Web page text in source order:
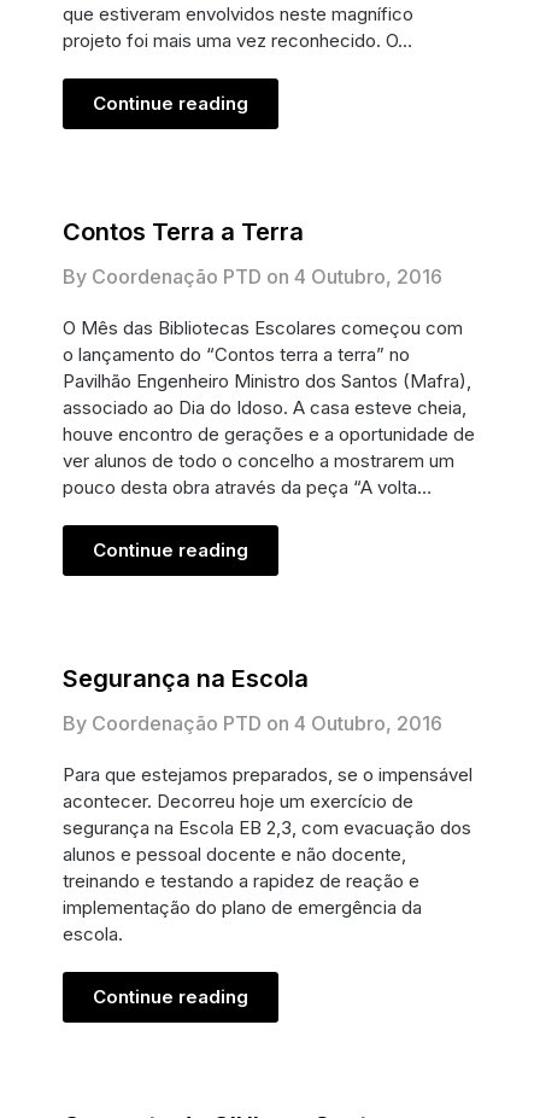
que estiveram envolvidos neste magnífico
projeto foi mais uma vez reconhecido. O…
Continue reading
Contos Terra a Terra
By Coordenação PTD on 4 Outubro, 2016
O Mês das Bibliotecas Escolares começou com
o lançamento do “Contos terra a terra” no
Pavilhão Engenheiro Ministro dos Santos (Mafra),
associado ao Dia do Idoso. A casa esteve cheia,
houve encontro de gerações e a oportunidade de
ver alunos de todo o concelho a mostrarem um
pouco desta obra através da peça “A volta…
Continue reading
Segurança na Escola
By Coordenação PTD on 4 Outubro, 2016
Para que estejamos preparados, se o impensável
acontecer. Decorreu hoje um exercício de
segurança na Escola EB 2,3, com evacuação dos
alunos e pessoal docente e não docente,
treinando e testando a rapidez de reação e
implementação do plano de emergência da
escola.
Continue reading